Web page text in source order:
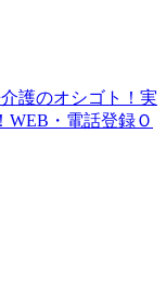
護のオシゴト！実
WEB・電話登録Ｏ